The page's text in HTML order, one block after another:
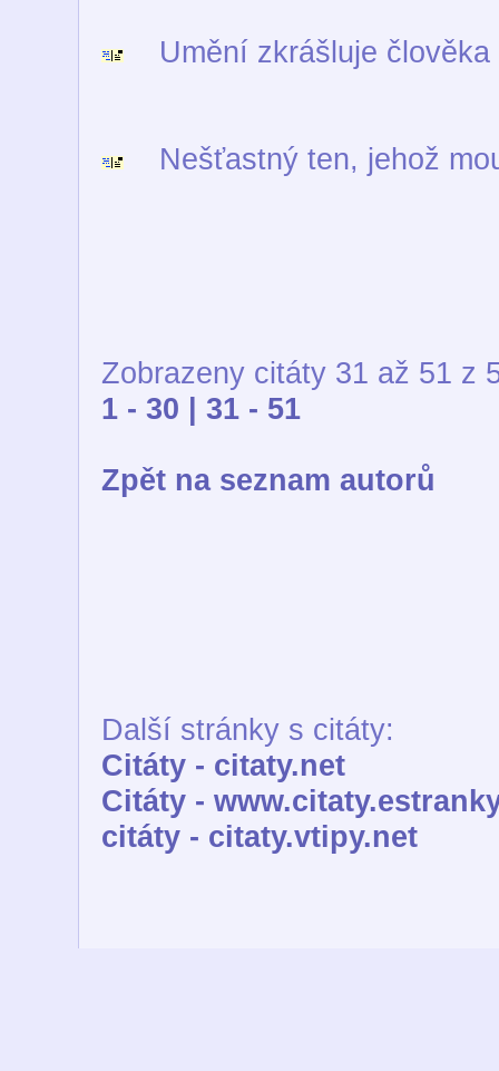
Umění zkrášluje člověka
Nešťastný ten, jehož
Zobrazeny citáty 31 až 51 z
1 - 30 | 31 - 51
Zpět na seznam autorů
Další stránky s citáty:
Citáty - citaty.net
Citáty -
citáty - citaty.vtipy.net